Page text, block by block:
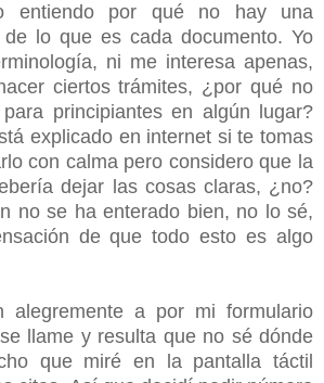
entiendo por qué no hay una
lo que es cada documento. Yo
ni me interesa apenas,
ciertos trámites, ¿por qué no
principiantes en algún lugar?
explicado en internet si te tomas
con calma pero considero que la
dejar las cosas claras, ¿no?
no se ha enterado bien, no lo sé,
de que todo esto es algo
alegremente a por mi formulario
llame y resulta que no sé dónde
que miré en la pantalla táctil